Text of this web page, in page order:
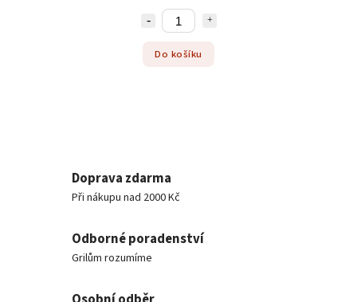
Do košíku
Doprava zdarma
Při nákupu nad 2000 Kč
Odborné poradenství
Grilům rozumíme